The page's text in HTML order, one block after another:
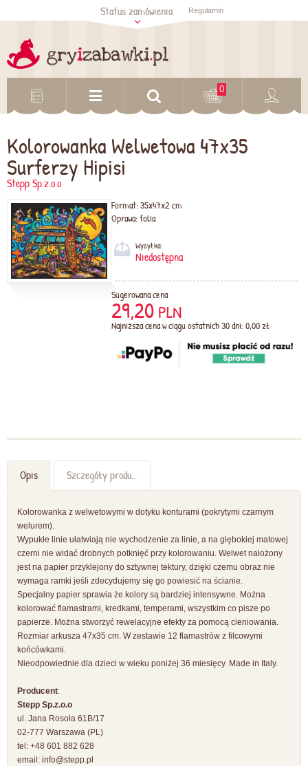
Sprawdź status
zamówienia
Status zamówienia Regulamin
0
Kolorowanka Welwetowa 47x35
Surferzy Hipisi
Stepp Sp.z.o.o
Format:35x47x2 cm
Oprawa:folia
Wysyłka:
Niedostępna
Sugerowana cena
29,20 PLN
Najniższa cena w ciągu ostatnich 30 dni: 0,00 zł
Opis Szczegóły produktu
Kolorowanka z welwetowymi w dotyku konturami (pokrytymi czarnym
welurem).
Wypukłe linie ułatwiają nie wychodzenie za linie, a na głębokiej matowej
czerni nie widać drobnych potknięć przy kolorowaniu. Welwet nałożony
jest na papier przyklejony do sztywnej tektury, dzięki czemu obraz nie
wymaga ramki jeśli zdecydujemy się go powiesić na ścianie.
Specjalny papier sprawia że kolory są bardziej intensywne. Można
kolorować flamastrami, kredkami, temperami, wszystkim co pisze po
papierze. Można stworzyć rewelacyjne efekty za pomocą cieniowania.
Rozmiar arkusza 47x35 cm. W zestawie 12 flamastrów z filcowymi
końcówkami.
Nieodpowiednie dla dzieci w wieku poniżej 36 miesięcy. Made in Italy.
Producent:
Stepp Sp.z.o.o
ul. Jana Rosoła 61B/17
02-777 Warszawa (PL)
tel: +48 601 882 628
email: info@stepp.pl